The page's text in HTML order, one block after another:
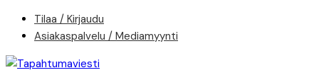
Skip
content
Tilaa / Kirjaudu
Asiakaspalvelu / Mediamyynti